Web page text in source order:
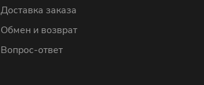
Доставка заказа
Обмен и возврат
Вопрос-ответ